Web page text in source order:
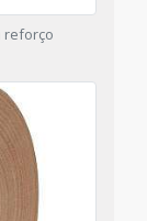
reforço